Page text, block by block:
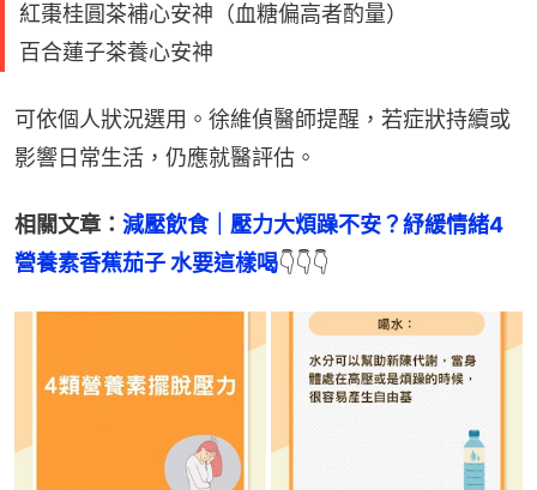
紅棗桂圓茶補心安神（血糖偏高者酌量）
百合蓮子茶養心安神
可依個人狀況選用。徐維偵醫師提醒，若症狀持續或
影響日常生活，仍應就醫評估。
相關文章： 減壓飲食｜壓力大煩躁不安？紓緩情緒4
營養素香蕉茄子 水要這樣喝👇👇👇